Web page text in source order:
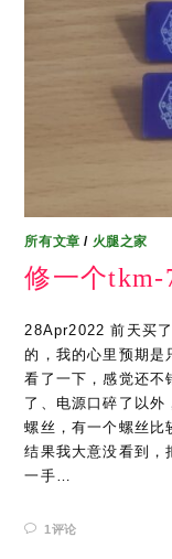
所有文章 / 火腿之家
修一个tkm-
28Apr2022 前天买
的，我的心里预期是
看了一下，感觉还不
了、电源口碎了以外
螺丝，有一个螺丝比
结果我大意没看到，
一手…
1评论